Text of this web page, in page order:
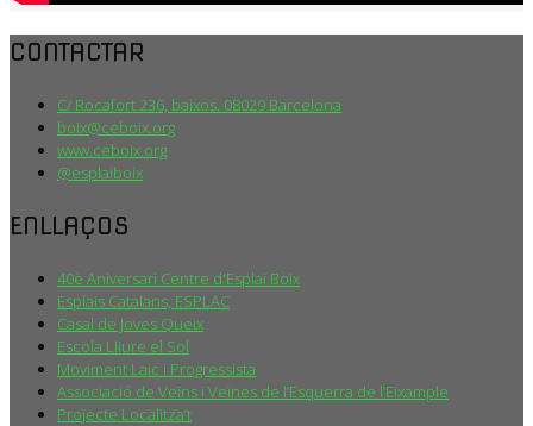
CONTACTAR
C/ Rocafort 236, baixos. 08029 Barcelona
boix@ceboix.org
www.ceboix.org
@esplaiboix
ENLLAÇOS
40è Aniversari Centre d'Esplai Boix
Esplais Catalans, ESPLAC
Casal de Joves Queix
Escola Lliure el Sol
Moviment Laic i Progressista
Associació de Veïns i Veïnes de l’Esquerra de l’Eixample
Projecte Localitza’t